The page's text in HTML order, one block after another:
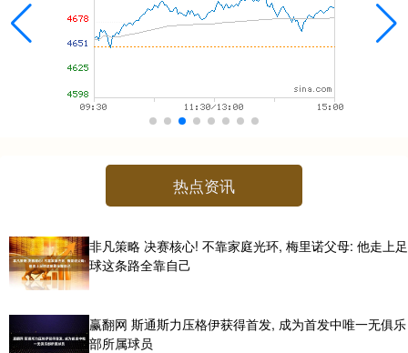
热点资讯
非凡策略 决赛核心! 不靠家庭光环, 梅里诺父母: 他走上足
球这条路全靠自己
赢翻网 斯通斯力压格伊获得首发, 成为首发中唯一无俱乐
部所属球员